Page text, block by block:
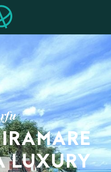
LUXURY